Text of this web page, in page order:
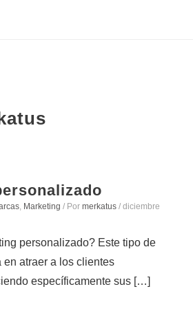
, Marketing / Por merkatus / diciembre
personalizado? Este tipo de
en atraer a los clientes
específicamente sus […]